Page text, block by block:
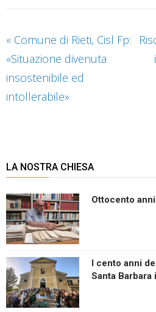
« Comune di Rieti, Cisl Fp:
«Situazione divenuta
insostenibile ed
intollerabile»
LA NOSTRA CHIESA
Ottocento
I cento anni
Santa Barbara